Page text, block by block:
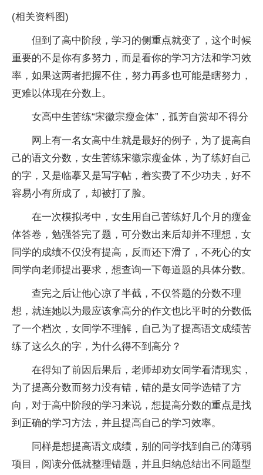
(相关资料图)
但到了高中阶段，学习的侧重点就变了，这个时候
重要的不是你有多努力，而是看你的学习方法和学习效
率，如果这两者把握不住，努力再多也可能是瞎努力，
更难以体现在分数上。
女高中生苦练“宋徽宗瘦金体”，孤芳自赏却不得分
网上有一名女高中生就是最好的例子，为了提高自
己的语文分数，女生苦练宋徽宗瘦金体，为了练好自己
的字，又是临摹又是写字帖，着实费了不少功夫，好不
容易小有所成了，却被打了脸。
在一次模拟考中，女生用自己苦练好几个月的瘦金
体答卷，勉强答完了题，可分数出来后却并不理想，女
同学的成绩不仅没有提高，反而还下滑了，不死心的女
同学向老师提出要求，想查询一下每道题的具体分数。
查完之后让他心凉了半截，不仅答题的分数不理
想，就连她以为最应该拿高分的作文也比平时的分数低
了一个档次，女同学不理解，自己为了提高语文成绩苦
练了这么久的字，为什么得不到高分？
在得知了前因后果后，老师却劝女同学看清现实，
为了提高分数而努力没有错，错的是女同学选错了方
向，对于高中阶段的学习来说，想提高分数的重点是找
到正确的学习方法，并且提高自己的学习效率。
同样是想提高语文成绩，别的同学找到自己的薄弱
项目，阅读分低就整理错题，并且归纳总结出不同题型